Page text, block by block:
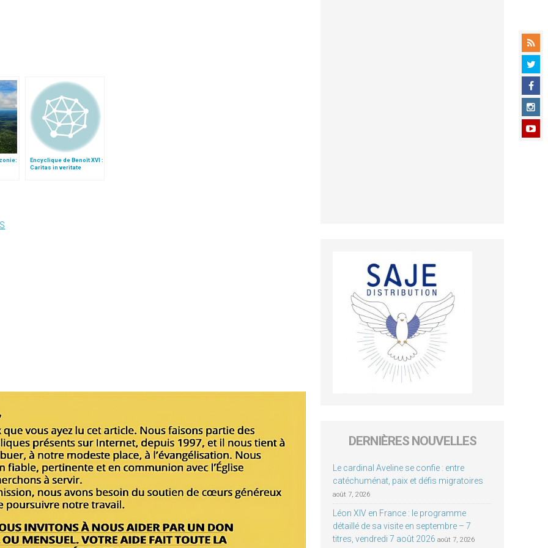
Encyclique de Benoît XVI :
Caritas in veritate
DERNIÈRES NOUVELLES
Le cardinal Aveline se confie : entre
catéchuménat, paix et défis migratoires
août 7, 2026
Léon XIV en France : le programme
détaillé de sa visite en septembre – 7
titres, vendredi 7 août 2026 août 7, 2026